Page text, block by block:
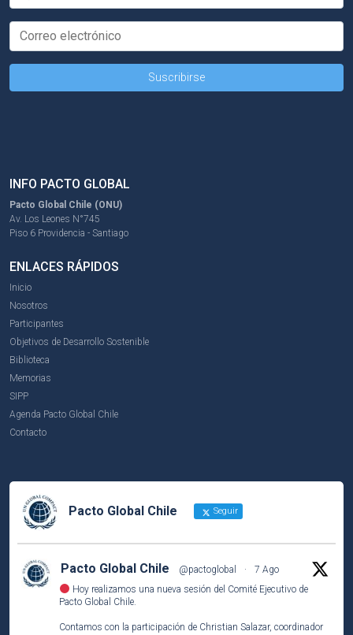
INFO PACTO GLOBAL
Pacto Global Chile (ONU)
Av. Los Leones N°745
Piso 6 Providencia - Santiago
ENLACES RÁPIDOS
Inicio
Nosotros
Participantes
Objetivos de Desarrollo Sostenible
Biblioteca
Memorias
SIPP
Agenda Pacto Global Chile
Contacto
Pacto Global Chile Seguir
Pacto Global Chile @pactoglobal ·
7 Ago
Hoy realizamos una nueva sesión del Comité Ejecutivo de
Pacto Global Chile.
Contamos con la participación de Christian Salazar, coordinador